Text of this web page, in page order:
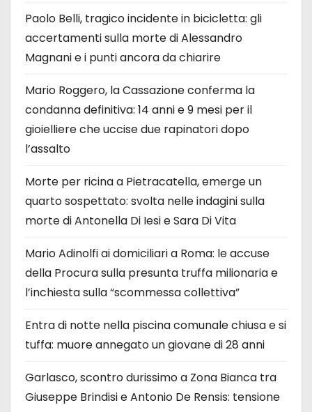
Paolo Belli, tragico incidente in bicicletta: gli
accertamenti sulla morte di Alessandro
Magnani e i punti ancora da chiarire
Mario Roggero, la Cassazione conferma la
condanna definitiva: 14 anni e 9 mesi per il
gioielliere che uccise due rapinatori dopo
l’assalto
Morte per ricina a Pietracatella, emerge un
quarto sospettato: svolta nelle indagini sulla
morte di Antonella Di Iesi e Sara Di Vita
Mario Adinolfi ai domiciliari a Roma: le accuse
della Procura sulla presunta truffa milionaria e
l’inchiesta sulla “scommessa collettiva”
Entra di notte nella piscina comunale chiusa e si
tuffa: muore annegato un giovane di 28 anni
Garlasco, scontro durissimo a Zona Bianca tra
Giuseppe Brindisi e Antonio De Rensis: tensione